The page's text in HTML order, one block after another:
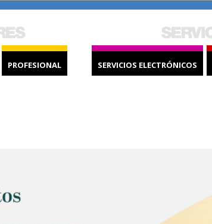
PROFESIONAL SERVICIOS ELECTRÓNICOS